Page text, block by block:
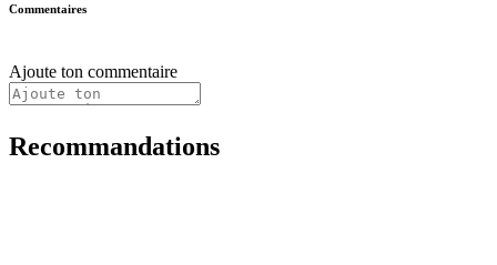
Commentaires
Ajoute ton commentaire
Recommandations